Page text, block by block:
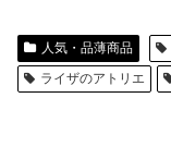
人気・品薄商品
ライザのアトリエ